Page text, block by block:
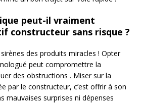
peut-il vraiment
constructeur sans risque ?
des produits miracles ! Opter
peut compromettre la
des obstructions . Miser sur la
par le constructeur, c’est offrir à son
mauvaises surprises ni dépenses